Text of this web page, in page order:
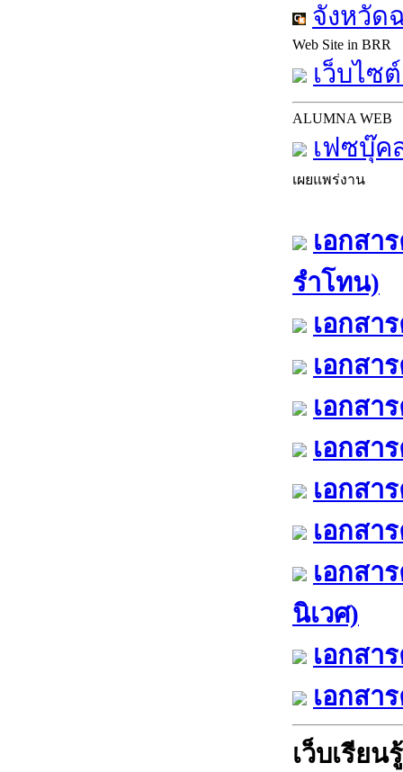
จังหวัด
Web Site in BRR
เว็บไซ
ALUMNA WEB
เฟซบุ๊ค
เผยแพร่งาน
เอกสา
รำโทน)
เอกสา
เอกสา
เอกสา
เอกสา
เอกสา
เอกสา
เอกสา
นิเวศ)
เอกสา
เอกสา
เว็บเรียนรู้